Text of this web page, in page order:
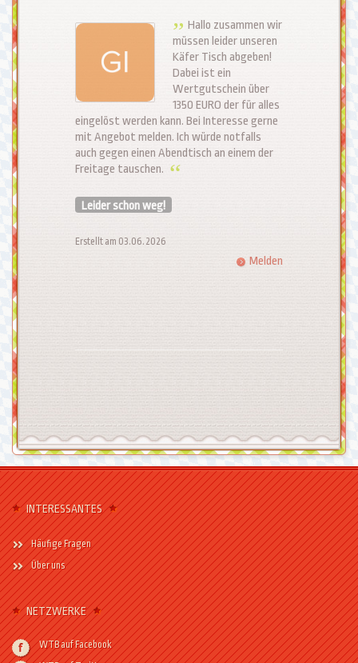
Hallo zusammen wir
müssen leider unseren
Käfer Tisch abgeben!
Dabei ist ein
Wertgutschein über
1350 EURO der für alles
eingelöst werden kann. Bei Interesse gerne
mit Angebot melden. Ich würde notfalls
auch gegen einen Abendtisch an einem der
Freitage tauschen.
Leider schon weg!
Erstellt am 03.06.2026
Melden
INTERESSANTES
Häufige Fragen
Über uns
NETZWERKE
WTB auf Facebook